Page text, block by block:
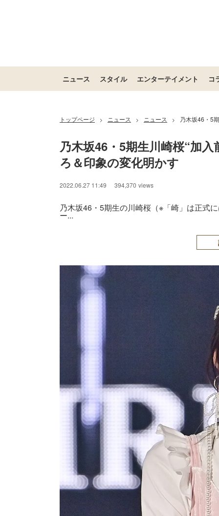
ニュース スタイル エンターテイメント コ
トップページ > ニュース > ニュース > 乃木坂46・5
乃木坂46・5期生川崎桜“加
ろ＆印象の変化明かす
2022.06.27 11:49 394,370 views
乃木坂46・5期生の川崎桜（※「崎」は正式
ー...